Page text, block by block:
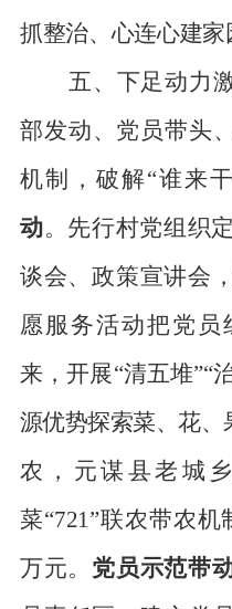
抓整治、心连心建家
五、下足动力
部发动、党员带头
机制，破解“谁来
动。 先行村党组织
谈会、政策宣讲会
愿服务活动把党员
来，开展“清五堆”“
源优势探索菜、花、
农，元谋县老城
菜“721”联农带农机
万元。 党员示范带动